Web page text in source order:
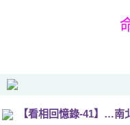
【看相回憶錄-41】…南